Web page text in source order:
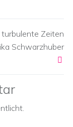
turbulente Zeiten
Schwarzhuber